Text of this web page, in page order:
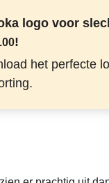
logo voor
!
het perfecte